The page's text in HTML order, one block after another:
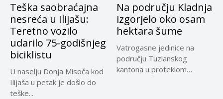
Teška saobraćajna
nesreća u Ilijašu:
Teretno vozilo
udarilo 75-godišnjeg
biciklistu
U naselju Donja Misoča kod
Ilijaša u petak je došlo do
teške...
Na području Kladnja
izgorjelo oko osam
hektara šume
Vatrogasne jedinice na
području Tuzlanskog
kantona u proteklom